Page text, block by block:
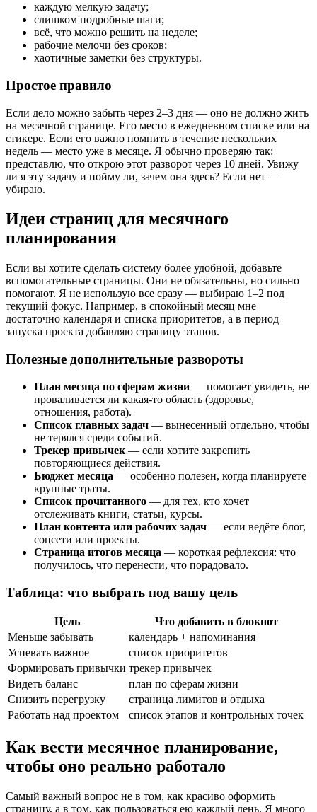
каждую мелкую задачу;
слишком подробные шаги;
всё, что можно решить на неделе;
рабочие мелочи без сроков;
хаотичные заметки без структуры.
Простое правило
Если дело можно забыть через 2–3 дня — оно не должно жить
на месячной странице. Его место в ежедневном списке или на
стикере. Если его важно помнить в течение нескольких
недель — место уже в месяце. Я обычно проверяю так:
представлю, что открою этот разворот через 10 дней. Увижу
ли я эту задачу и пойму ли, зачем она здесь? Если нет —
убираю.
Идеи страниц для месячного
планирования
Если вы хотите сделать систему более удобной, добавьте
вспомогательные страницы. Они не обязательны, но сильно
помогают. Я не использую все сразу — выбираю 1–2 под
текущий фокус. Например, в спокойный месяц мне
достаточно календаря и списка приоритетов, а в период
запуска проекта добавляю страницу этапов.
Полезные дополнительные развороты
План месяца по сферам жизни — помогает увидеть, не
проваливается ли какая-то область (здоровье,
отношения, работа).
Список главных задач — вынесенный отдельно, чтобы
не терялся среди событий.
Трекер привычек — если хотите закрепить
повторяющиеся действия.
Бюджет месяца — особенно полезен, когда планируете
крупные траты.
Список прочитанного — для тех, кто хочет
отслеживать книги, статьи, курсы.
План контента или рабочих задач — если ведёте блог,
соцсети или проекты.
Страница итогов месяца — короткая рефлексия: что
получилось, что перенести, что порадовало.
Таблица: что выбрать под вашу цель
Цель
Что добавить в блокнот
Меньше забывать
календарь + напоминания
Успевать важное
список приоритетов
Формировать привычки трекер привычек
Видеть баланс
план по сферам жизни
Снизить перегрузку
страница лимитов и отдыха
Работать над проектом
список этапов и контрольных точек
Как вести месячное планирование,
чтобы оно реально работало
Самый важный вопрос не в том, как красиво оформить
страницу, а в том, как пользоваться ею каждый день. Я много